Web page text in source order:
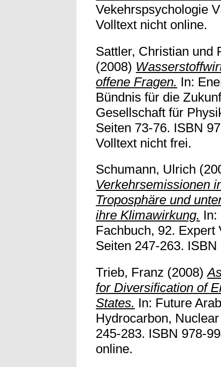
Vekehrspsychologie
Volltext nicht online.
Sattler, Christian und
(2008)
offene Fragen. In:
Bündnis für die
Gesellschaft für
Seiten 73-76. ISBN
Volltext nicht frei.
Schumann, Ulrich
Verkehrsemissionen
Troposphäre und
ihre Klimawirkung. In:
Fachbuch, 92. Expert
Seiten 247-263.
Trieb, Franz (2008)
for Diversification of
States. In: Future
Hydrocarbon,
245-283. ISBN 978-
online.